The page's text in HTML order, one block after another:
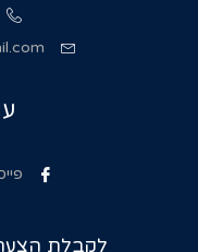
לקבלת